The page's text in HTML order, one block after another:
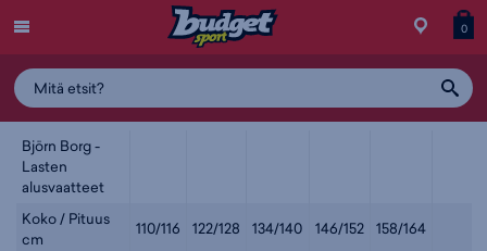
Siirry
0
Björn Borg
Björn Borg -
Lasten
alusvaatteet
Koko / Pituus
cm
110/116 122/128 134/140 146/152 158/164